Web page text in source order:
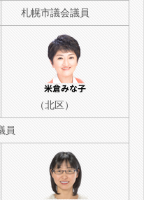
札幌市議会議員
（北区）